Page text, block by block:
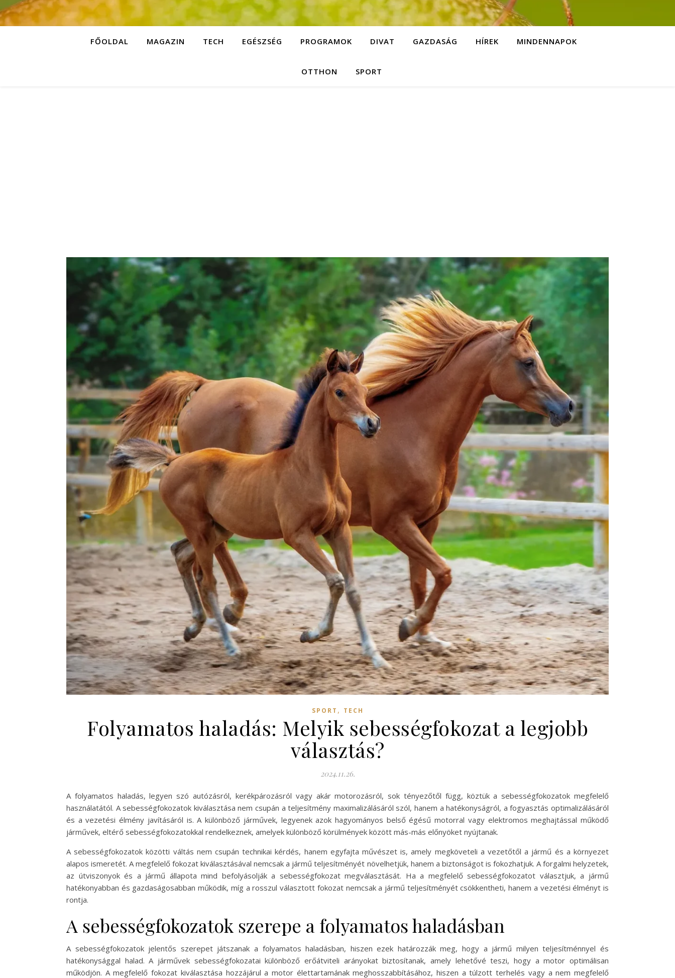
FŐOLDAL MAGAZIN TECH EGÉSZSÉG PROGRAMOK DIVAT GAZDASÁG HÍREK MINDENNAPOK
OTTHON SPORT
SPORT , TECH
Folyamatos haladás: Melyik sebességfokozat a legjobb
választás?
2024.11.26.
A folyamatos haladás, legyen szó autózásról, kerékpározásról vagy akár motorozásról, sok tényezőtől függ, köztük a sebességfokozatok megfelelő
használatától. A sebességfokozatok kiválasztása nem csupán a teljesítmény maximalizálásáról szól, hanem a hatékonyságról, a fogyasztás optimalizálásáról
és a vezetési élmény javításáról is. A különböző járművek, legyenek azok hagyományos belső égésű motorral vagy elektromos meghajtással működő
járművek, eltérő sebességfokozatokkal rendelkeznek, amelyek különböző körülmények között más-más előnyöket nyújtanak.
A sebességfokozatok közötti váltás nem csupán technikai kérdés, hanem egyfajta művészet is, amely megköveteli a vezetőtől a jármű és a környezet
alapos ismeretét. A megfelelő fokozat kiválasztásával nemcsak a jármű teljesítményét növelhetjük, hanem a biztonságot is fokozhatjuk. A forgalmi helyzetek,
az útviszonyok és a jármű állapota mind befolyásolják a sebességfokozat megválasztását. Ha a megfelelő sebességfokozatot választjuk, a jármű
hatékonyabban és gazdaságosabban működik, míg a rosszul választott fokozat nemcsak a jármű teljesítményét csökkentheti, hanem a vezetési élményt is
rontja.
A sebességfokozatok szerepe a folyamatos haladásban
A sebességfokozatok jelentős szerepet játszanak a folyamatos haladásban, hiszen ezek határozzák meg, hogy a jármű milyen teljesítménnyel és
hatékonysággal halad. A járművek sebességfokozatai különböző erőátviteli arányokat biztosítanak, amely lehetővé teszi, hogy a motor optimálisan
működjön. A megfelelő fokozat kiválasztása hozzájárul a motor élettartamának meghosszabbításához, hiszen a túlzott terhelés vagy a nem megfelelő